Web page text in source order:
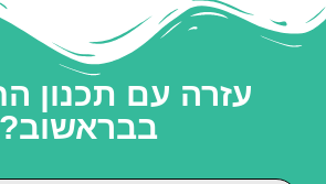
עזרה עם תכנון
בבראשוב?